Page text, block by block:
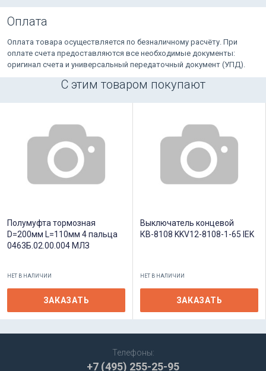
Оплата
Оплата товара осуществляется по безналичному расчёту. При
оплате счета предоставляются все необходимые документы:
оригинал счета и универсальный передаточный документ (УПД).
С этим товаром покупают
Полумуфта тормозная
D=200мм L=110мм 4 пальца
0463Б.02.00.004 МЛЗ
НЕТ В НАЛИЧИИ
ЗАКАЗАТЬ
Выключатель концевой
КВ-8108 KKV12-8108-1-65 IEK
НЕТ В НАЛИЧИИ
ЗАКАЗАТЬ
Телефоны:
+7 (495) 255-25-95